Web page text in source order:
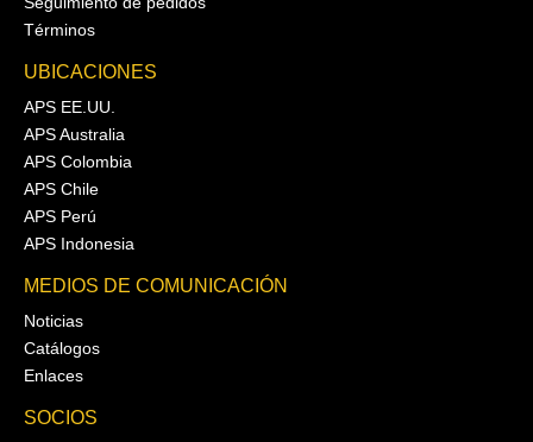
Términos
UBICACIONES
APS EE.UU.
APS Australia
APS Colombia
APS Chile
APS Perú
APS Indonesia
MEDIOS DE COMUNICACIÓN
Noticias
Catálogos
Enlaces
SOCIOS